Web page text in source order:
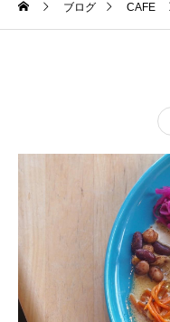
ブログ CAFE